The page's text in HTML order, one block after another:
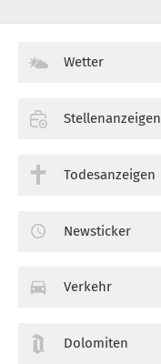
Wetter
Stellenanzeigen
Todesanzeigen
Newsticker
Verkehr
Dolomiten